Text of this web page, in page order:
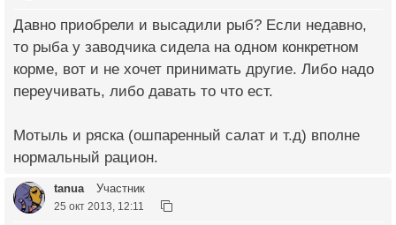
Давно приобрели и высадили рыб? Если недавно,
то рыба у заводчика сидела на одном конкретном
корме, вот и не хочет принимать другие. Либо надо
переучивать, либо давать то что ест.
Мотыль и ряска (ошпаренный салат и т.д) вполне
нормальный рацион.
tanua Участник
25 окт 2013, 12:11